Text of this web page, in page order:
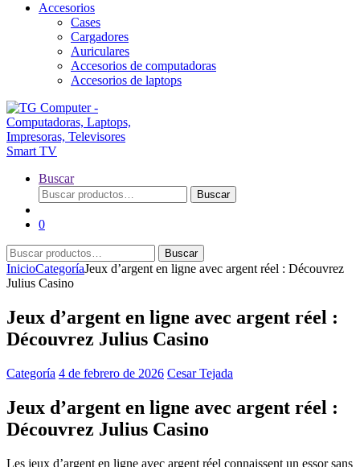
Accesorios
Cases
Cargadores
Auriculares
Accesorios de computadoras
Accesorios de laptops
Buscar
Buscar
por:
Buscar
0
Buscar
por:
Buscar
InicioCategoríaJeux d’argent en ligne avec argent réel : Découvrez
Julius Casino
Jeux d’argent en ligne avec argent réel :
Découvrez Julius Casino
Categoría 4 de febrero de 2026 Cesar Tejada
Jeux d’argent en ligne avec argent réel :
Découvrez Julius Casino
Les jeux d’argent en ligne avec argent réel connaissent un essor sans